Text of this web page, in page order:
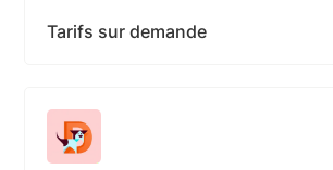
Tarifs sur demande